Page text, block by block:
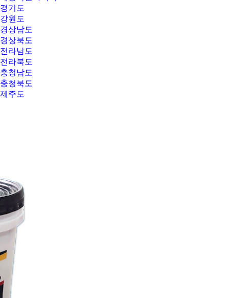
경기도
강원도
경상남도
경상북도
전라남도
전라북도
충청남도
충청북도
제주도